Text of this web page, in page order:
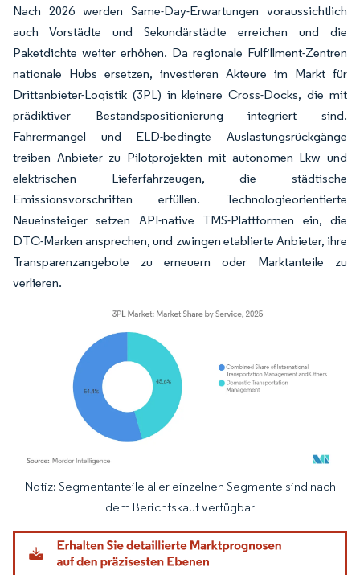
Nach 2026 werden Same-Day-Erwartungen voraussichtlich
auch Vorstädte und Sekundärstädte erreichen und die
Paketdichte weiter erhöhen. Da regionale Fulfillment-Zentren
nationale Hubs ersetzen, investieren Akteure im Markt für
Drittanbieter-Logistik (3PL) in kleinere Cross-Docks, die mit
prädiktiver Bestandspositionierung integriert sind.
Fahrermangel und ELD-bedingte Auslastungsrückgänge
treiben Anbieter zu Pilotprojekten mit autonomen Lkw und
elektrischen Lieferfahrzeugen, die städtische
Emissionsvorschriften erfüllen. Technologieorientierte
Neueinsteiger setzen API-native TMS-Plattformen ein, die
DTC-Marken ansprechen, und zwingen etablierte Anbieter, ihre
Transparenzangebote zu erneuern oder Marktanteile zu
verlieren.
Bild © Mordor Intelligence. Wiederverwendung erfordert Namensnennung
Notiz: Segmentanteile aller einzelnen Segmente sind nach
dem Berichtskauf verfügbar